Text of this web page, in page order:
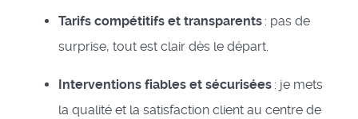
Tarifs compétitifs et transparents : pas de
surprise, tout est clair dès le départ.
Interventions fiables et sécurisées : je mets
la qualité et la satisfaction client au centre de